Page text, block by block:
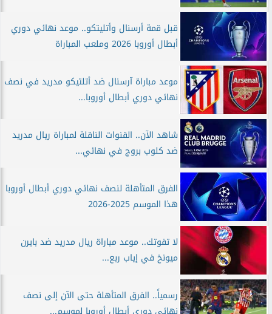
قبل قمة أرسنال وأتليتكو.. موعد نهائي دوري
أبطال أوروبا 2026 وملعب المباراة
موعد مباراة آرسنال ضد أتلتيكو مدريد في نصف
نهائي دوري أبطال أوروبا...
شاهد الآن.. القنوات الناقلة لمباراة ريال مدريد
ضد كلوب بروج في نهائي...
الفرق المتأهلة لنصف نهائي دوري أبطال أوروبا
هذا الموسم 2025-2026
لا تفوتك.. موعد مباراة ريال مدريد ضد بايرن
ميونخ في إياب ربع...
رسمياً.. الفرق المتأهلة حتى الآن إلى نصف